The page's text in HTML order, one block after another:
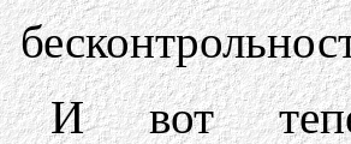
И вот